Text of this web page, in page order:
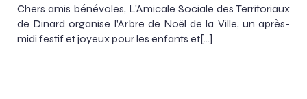
Chers amis bénévoles, L’Amicale Sociale des Territoriaux
de Dinard organise l’Arbre de Noël de la Ville, un après-
midi festif et joyeux pour les enfants et[…]